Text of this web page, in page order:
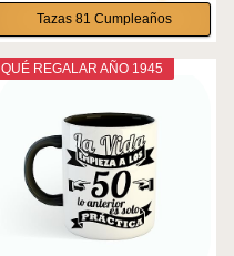
Tazas 81 Cumpleaños
QUÉ REGALAR AÑO 1945